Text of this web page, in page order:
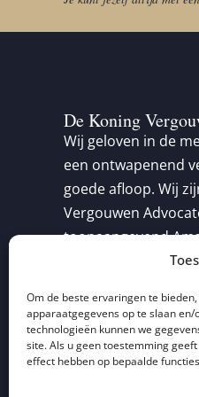
Om de beste ervaringen te
apparaatgegevens op te slaan
technologieën kunnen we
site. Als u geen toestemming
effect hebben op bepaalde
De Koning
Wij geloven in de
een ontwapenend
goede afloop. Wij
Vergouwen
toonaangevend
fullservice